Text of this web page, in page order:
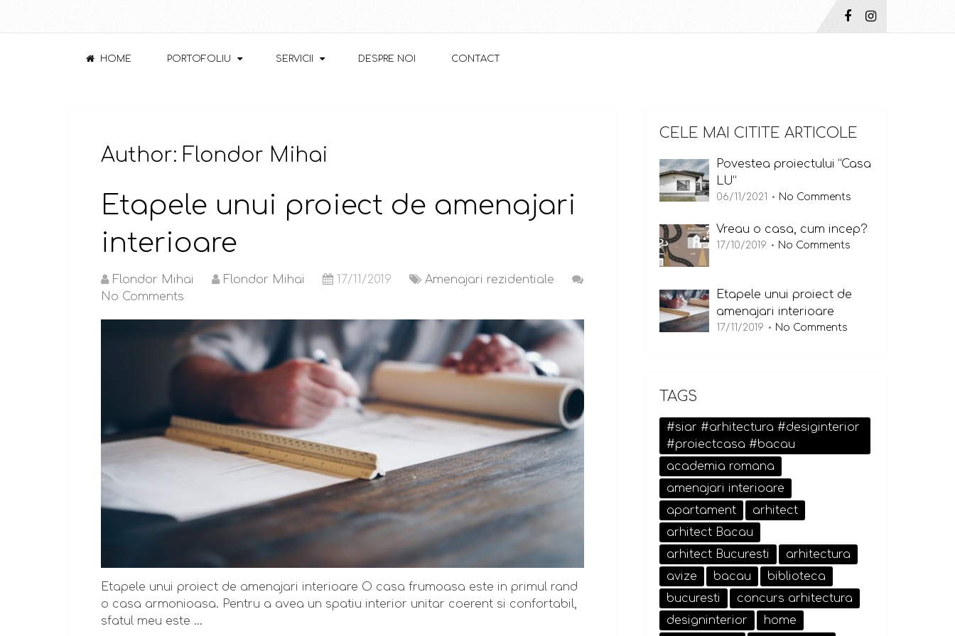
HOME PORTOFOLIU SERVICII DESPRE NOI CONTACT
Author: Flondor Mihai
Etapele unui proiect de amenajari
interioare
Flondor Mihai Flondor Mihai 17/11/2019
Amenajari rezidentiale
No Comments
Etapele unui proiect de amenajari interioare O casa frumoasa este in primul rand
o casa armonioasa. Pentru a avea un spatiu interior unitar coerent si confortabil,
sfatul meu este …
CELE MAI CITITE ARTICOLE
Povestea proiectului “Casa
LU”
06/11/2021 No Comments
Vreau o casa, cum incep?
17/10/2019 No Comments
Etapele unui proiect de
amenajari interioare
17/11/2019 No Comments
TAGS
#siar #arhitectura #desiginterior
#proiectcasa #bacau
academia romana
amenajari interioare
apartament
arhitect
arhitect Bacau
arhitect Bucuresti
arhitectura
avize
bacau
biblioteca
bucuresti
concurs arhitectura
designinterior
home